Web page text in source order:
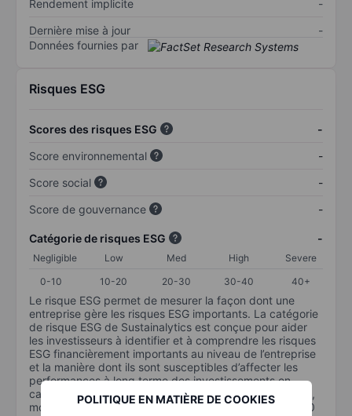
POLITIQUE EN MATIÈRE DE COOKIES
Rendement implicite
-
Dernière mise à jour
-
Données fournies par
Risques ESG
Scores des risques ESG
-
Score environnemental
-
Score social
-
Score de gouvernance
-
Catégorie de risques ESG -
Negligible Low Med High
Severe
0-10
10-20 20-30 30-40 40+
Le risque ESG permet de mesurer la façon dont une
entreprise gère les risques ESG importants. La catégorie
de risque ESG de Sustainalytics est conçue pour aider
les investisseurs à identifier et à comprendre les risques
ESG financièrement importants au niveau de l’entreprise
et la manière dont ils sont susceptibles d’affecter les
performances à long terme des investissements en
capital. L’échelle va de 0 à 100. Plus le risque est faible,
moins il est important (0 équivaut à aucun risque et 100